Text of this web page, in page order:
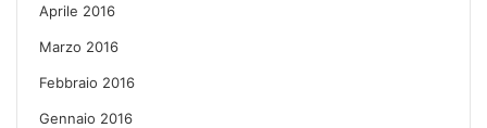
Aprile 2016
Marzo 2016
Febbraio 2016
Gennaio 2016